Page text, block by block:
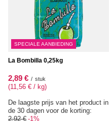
SPECIALE AANBIEDING
La Bombilla 0,25kg
2,89 € / stuk
(11,56 € / kg)
De laagste prijs van het product in
de 30 dagen voor de korting:
2,92 € -1%